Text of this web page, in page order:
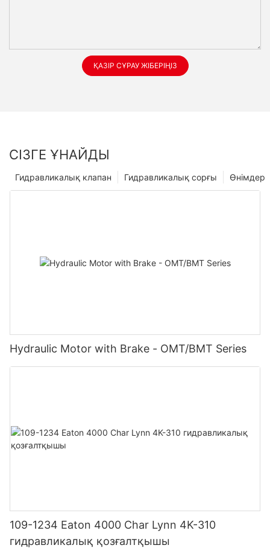
ҚАЗІР СҰРАУ ЖІБЕРІҢІЗ
СІЗГЕ ҰНАЙДЫ
Өнімдер
Гидравликалық сорғы
Гидравликалық клапан
Hydraulic Motor with Brake - OMT/BMT Series
109-1234 Eaton 4000 Char Lynn 4K-310
гидравликалық қозғалтқышы